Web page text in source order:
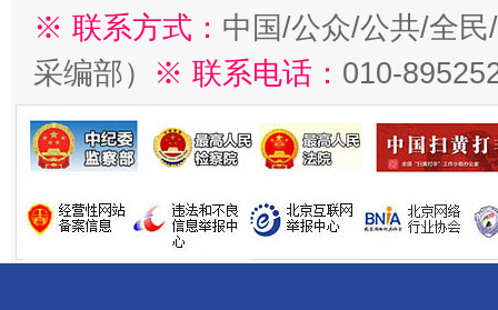
※ 联系方式： 中国/公众/公共/全
采编部） ※ 联系电话： 010-